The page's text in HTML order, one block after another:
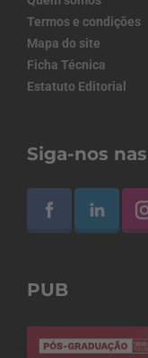
Termos e condições
Mapa do site
Ficha Técnica
Estatuto Editorial
Siga-nos
PUB